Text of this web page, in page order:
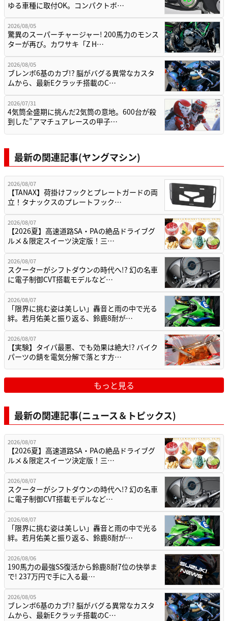
ゆる車種に取付OK。コンパクトボ…
2026/08/05
驚異のスーパーチャージャー! 200馬力のモンス
ターが再び。カワサキ「Z H…
2026/08/05
ブレンボ6基のカブ!? 脳がバグる異常なカスタ
ムから、最新Eクラッチ搭載のC…
2026/07/31
4気筒全盛期に挑んだ2気筒の意地。600台が殺
到した”アマチュアレースの甲子…
最新の関連記事(ヤングマシン)
2026/08/07
【TANAX】荷掛けフックとプレートガードの両
立！タナックスのプレートフック…
2026/08/07
【2026夏】高速道路SA・PAの絶品ドライブグ
ルメ＆限定スイーツ決定版！三…
2026/08/07
スクーターがシフトダウンの時代へ!? 幻の名車
に電子制御CVT搭載モデルなど…
2026/08/07
「限界に挑む姿は美しい」轟音と雨の中で光る
絆。若月佑美と振り返る、鈴鹿8耐が…
2026/08/07
【実験】タイパ最悪、でも効果は絶大!? バイク
パーツの錆を電気分解で落とす方…
もっと見る
最新の関連記事(ニュース＆トピックス)
2026/08/07
【2026夏】高速道路SA・PAの絶品ドライブグ
ルメ＆限定スイーツ決定版！三…
2026/08/07
スクーターがシフトダウンの時代へ!? 幻の名車
に電子制御CVT搭載モデルなど…
2026/08/07
「限界に挑む姿は美しい」轟音と雨の中で光る
絆。若月佑美と振り返る、鈴鹿8耐が…
2026/08/06
190馬力の最強SS復活から鈴鹿8耐7位の快挙ま
で! 237万円で手に入る最…
2026/08/05
ブレンボ6基のカブ!? 脳がバグる異常なカスタ
ムから、最新Eクラッチ搭載のC…